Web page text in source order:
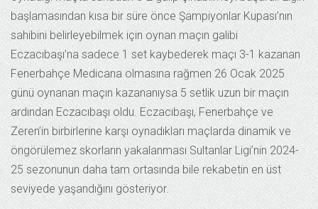
başlamasından kısa bir süre önce Şampiyonlar Kupası’nın
sahibini belirleyebilmek için oynan maçın galibi
Eczacıbaşı’na sadece 1 set kaybederek maçı 3-1 kazanan
Fenerbahçe Medicana olmasına rağmen 26 Ocak 2025
günü oynanan maçın kazananıysa 5 setlik uzun bir maçın
ardından Eczacıbaşı oldu. Eczacıbaşı, Fenerbahçe ve
Zeren’in birbirlerine karşı oynadıkları maçlarda dinamik ve
öngörülemez skorların yakalanması Sultanlar Ligi’nin 2024-
25 sezonunun daha tam ortasında bile rekabetin en üst
seviyede yaşandığını gösteriyor.